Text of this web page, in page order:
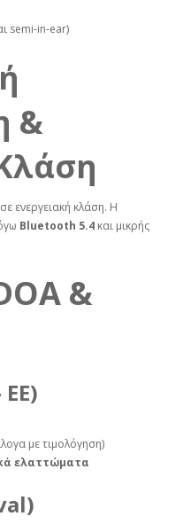
semi‑in‑ear)
&
ενεργειακή κλάση. Η
Bluetooth 5.4 και μικρής
&
με τιμολόγηση)
ελαττώματα